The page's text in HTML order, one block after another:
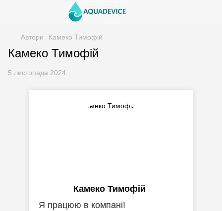
Автори Камеко Тимофій
Камеко Тимофій
5 листопада 2024
Камеко Тимофій
Я працюю в компанії